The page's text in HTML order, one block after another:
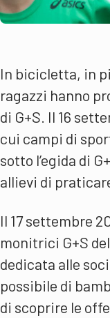
In bicicletta, in
ragazzi hanno
di G+S. Il 16
cui campi di
sotto l’egida di
allievi di
Il 17 settembre
monitrici G+S
dedicata alle
possibile di
di scoprire le